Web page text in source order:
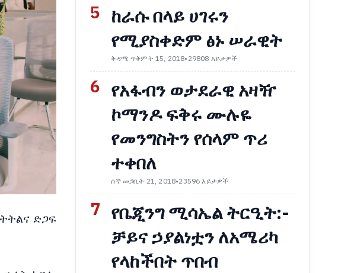
ድጋፍ
5 ከራሱ በላይ ሀገሩን
የሚያስቀድም ፅኑ ሠራዊት
ቅዳሜ ጥቅምት 15, 2018•29808 እይታዎች
6 የአፋብን ወታደራዊ አዛዥ
ኮማንዶ ፍቅሩ ሙሉዬ
የመንግስትን የሰላም ጥሪ
ተቀበለ
ሰኞ መጋቢት 21, 2018•23596 እይታዎች
7 የቤጂንግ ሚሳኤል ትርዒት:-
ቻይና ኃያልነቷን ለአሜሪካ
የላከችበት ጥበብ